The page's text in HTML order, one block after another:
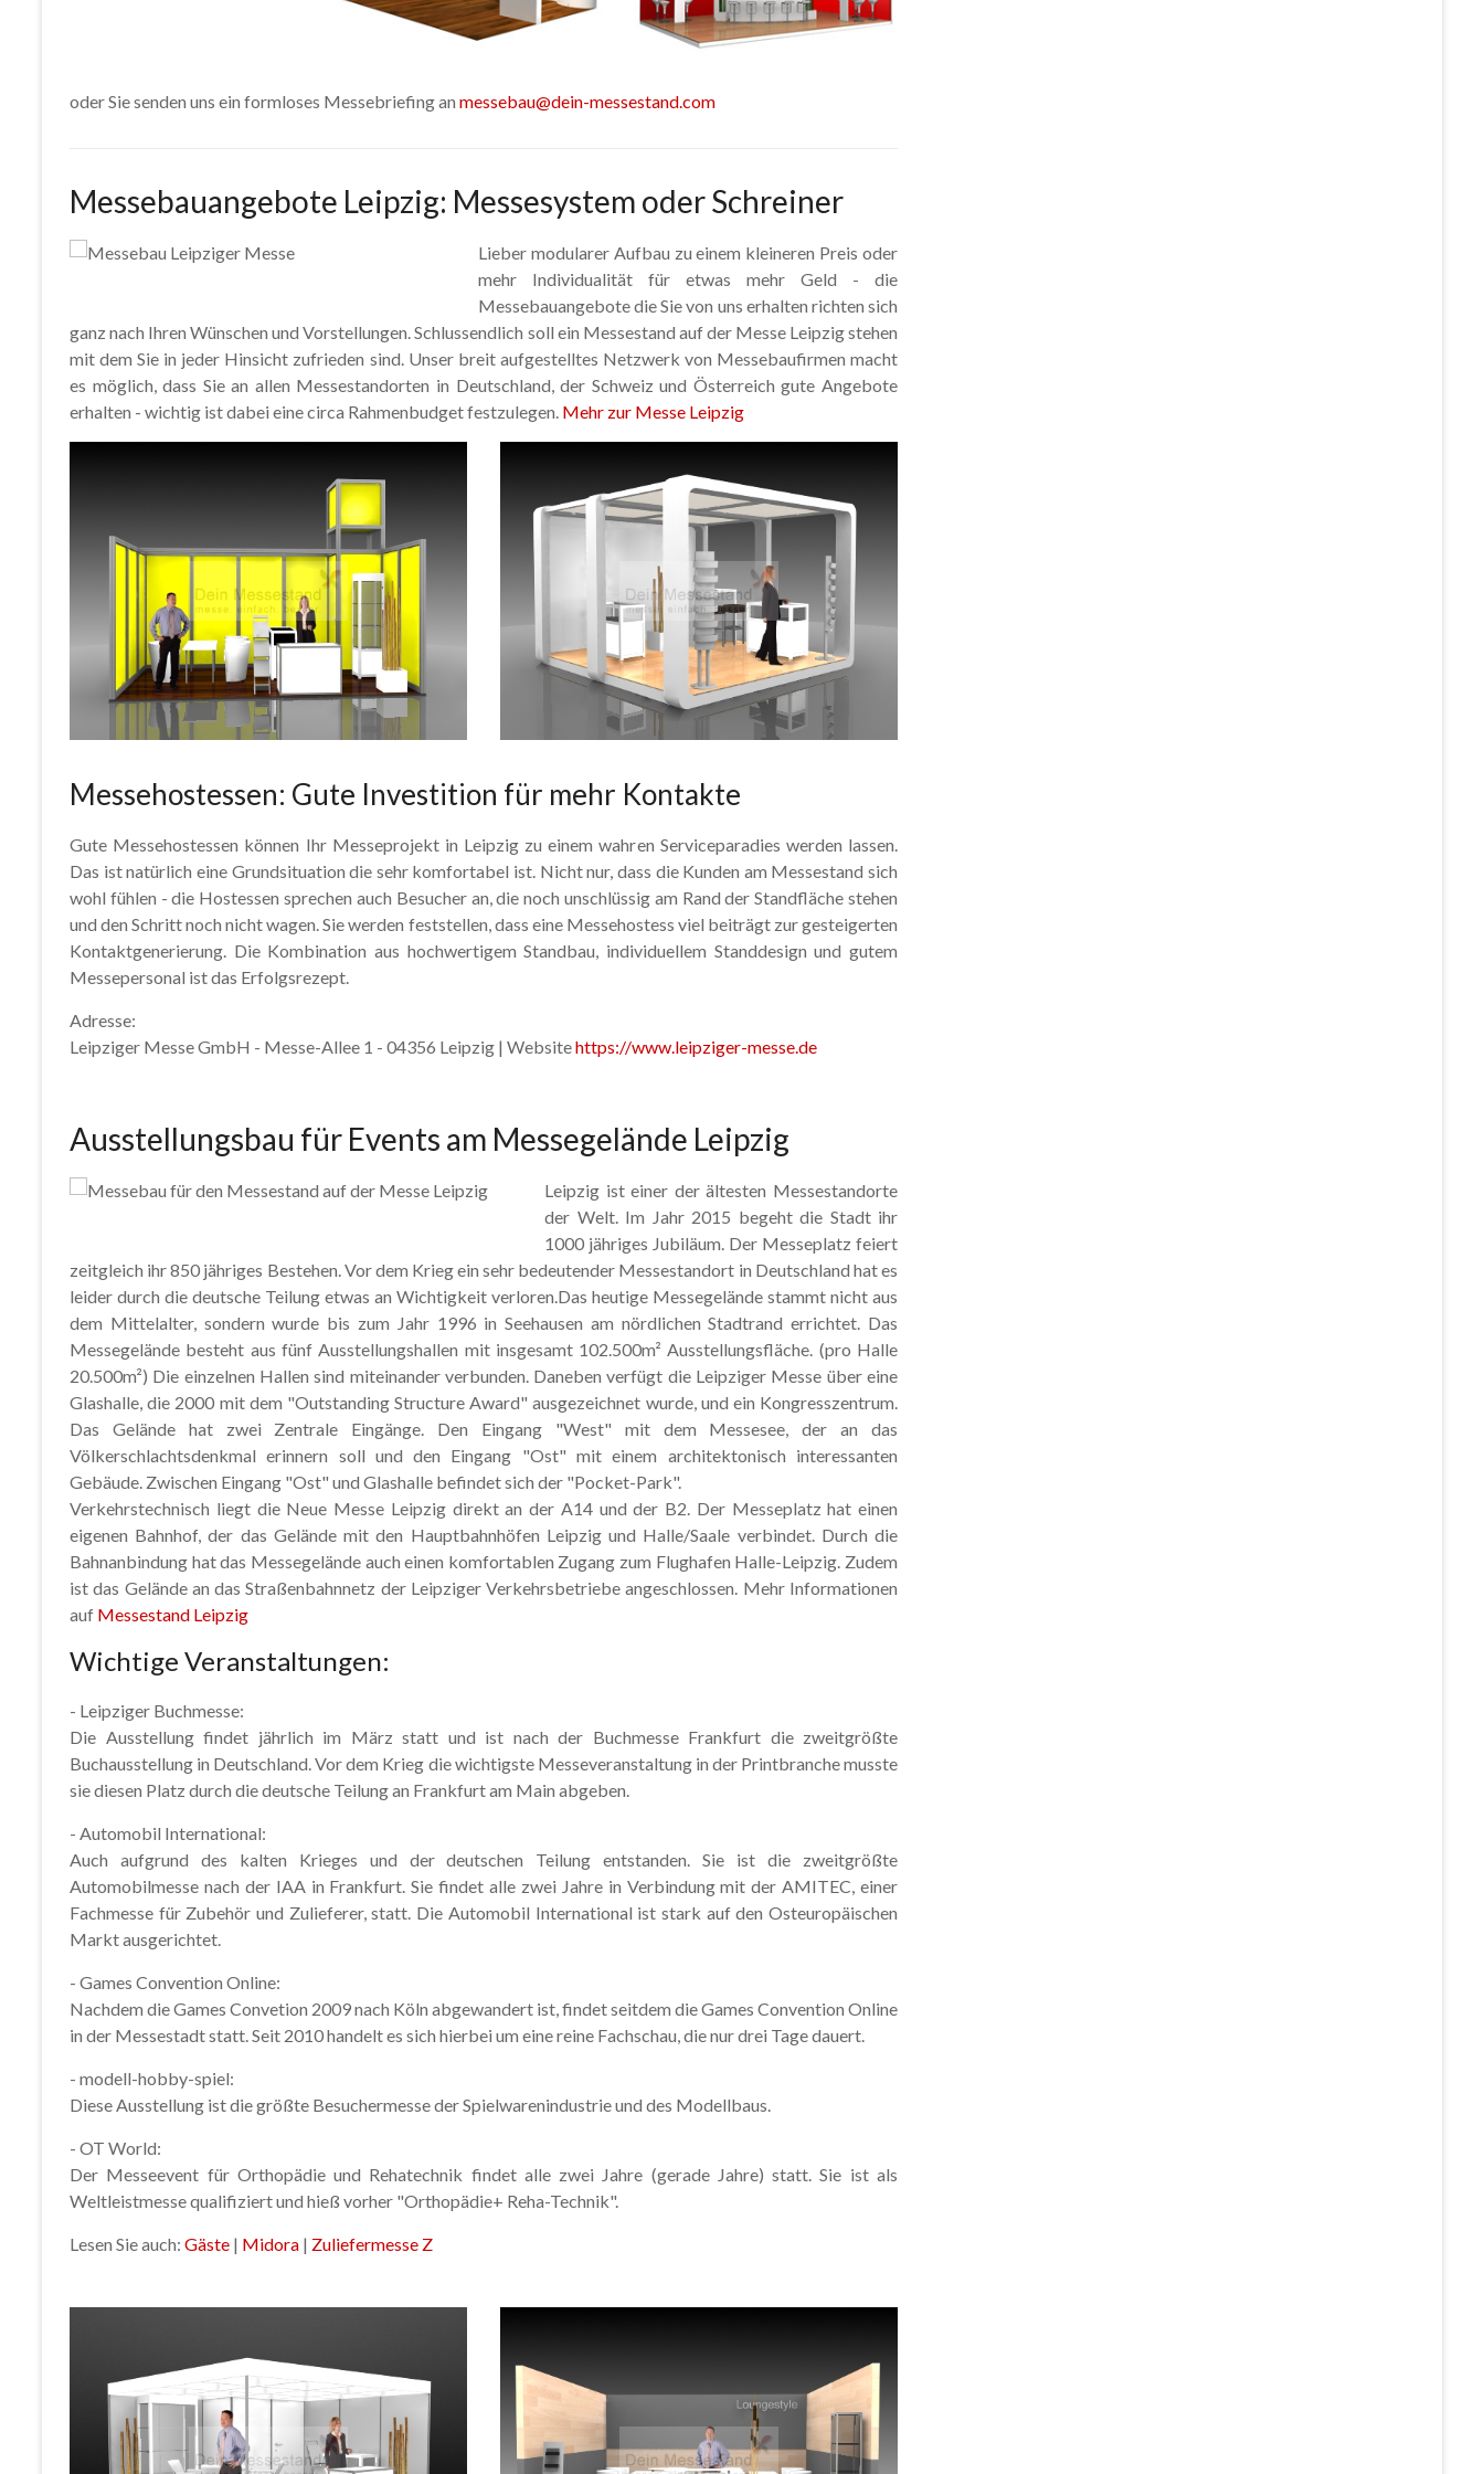
oder Sie senden uns ein formloses Messebriefing an messebau@dein-messestand.com
Messebauangebote Leipzig: Messesystem oder Schreiner
Lieber modularer Aufbau zu einem kleineren Preis oder
mehr Individualität für etwas mehr Geld - die
Messebauangebote die Sie von uns erhalten richten sich
ganz nach Ihren Wünschen und Vorstellungen. Schlussendlich soll ein Messestand auf der Messe Leipzig stehen
mit dem Sie in jeder Hinsicht zufrieden sind. Unser breit aufgestelltes Netzwerk von Messebaufirmen macht
es möglich, dass Sie an allen Messestandorten in Deutschland, der Schweiz und Österreich gute Angebote
erhalten - wichtig ist dabei eine circa Rahmenbudget festzulegen. Mehr zur Messe Leipzig
Messehostessen: Gute Investition für mehr Kontakte
Gute Messehostessen können Ihr Messeprojekt in Leipzig zu einem wahren Serviceparadies werden lassen.
Das ist natürlich eine Grundsituation die sehr komfortabel ist. Nicht nur, dass die Kunden am Messestand sich
wohl fühlen - die Hostessen sprechen auch Besucher an, die noch unschlüssig am Rand der Standfläche stehen
und den Schritt noch nicht wagen. Sie werden feststellen, dass eine Messehostess viel beiträgt zur gesteigerten
Kontaktgenerierung. Die Kombination aus hochwertigem Standbau, individuellem Standdesign und gutem
Messepersonal ist das Erfolgsrezept.
Adresse:
Leipziger Messe GmbH - Messe-Allee 1 - 04356 Leipzig | Websitehttps://www.leipziger-messe.de
Ausstellungsbau für Events am Messegelände Leipzig
Leipzig ist einer der ältesten Messestandorte
der Welt. Im Jahr 2015 begeht die Stadt ihr
1000 jähriges Jubiläum. Der Messeplatz feiert
zeitgleich ihr 850 jähriges Bestehen. Vor dem Krieg ein sehr bedeutender Messestandort in Deutschland hat es
leider durch die deutsche Teilung etwas an Wichtigkeit verloren.Das heutige Messegelände stammt nicht aus
dem Mittelalter, sondern wurde bis zum Jahr 1996 in Seehausen am nördlichen Stadtrand errichtet. Das
Messegelände besteht aus fünf Ausstellungshallen mit insgesamt 102.500m² Ausstellungsfläche. (pro Halle
20.500m²) Die einzelnen Hallen sind miteinander verbunden. Daneben verfügt die Leipziger Messe über eine
Glashalle, die 2000 mit dem "Outstanding Structure Award" ausgezeichnet wurde, und ein Kongresszentrum.
Das Gelände hat zwei Zentrale Eingänge. Den Eingang "West" mit dem Messesee, der an das
Völkerschlachtsdenkmal erinnern soll und den Eingang "Ost" mit einem architektonisch interessanten
Gebäude. Zwischen Eingang "Ost" und Glashalle befindet sich der "Pocket-Park".
Verkehrstechnisch liegt die Neue Messe Leipzig direkt an der A14 und der B2. Der Messeplatz hat einen
eigenen Bahnhof, der das Gelände mit den Hauptbahnhöfen Leipzig und Halle/Saale verbindet. Durch die
Bahnanbindung hat das Messegelände auch einen komfortablen Zugang zum Flughafen Halle-Leipzig. Zudem
ist das Gelände an das Straßenbahnnetz der Leipziger Verkehrsbetriebe angeschlossen. Mehr Informationen
auf Messestand Leipzig
Wichtige Veranstaltungen:
- Leipziger Buchmesse:
Die Ausstellung findet jährlich im März statt und ist nach der Buchmesse Frankfurt die zweitgrößte
Buchausstellung in Deutschland. Vor dem Krieg die wichtigste Messeveranstaltung in der Printbranche musste
sie diesen Platz durch die deutsche Teilung an Frankfurt am Main abgeben.
- Automobil International:
Auch aufgrund des kalten Krieges und der deutschen Teilung entstanden. Sie ist die zweitgrößte
Automobilmesse nach der IAA in Frankfurt. Sie findet alle zwei Jahre in Verbindung mit der AMITEC, einer
Fachmesse für Zubehör und Zulieferer, statt. Die Automobil International ist stark auf den Osteuropäischen
Markt ausgerichtet.
- Games Convention Online:
Nachdem die Games Convetion 2009 nach Köln abgewandert ist, findet seitdem die Games Convention Online
in der Messestadt statt. Seit 2010 handelt es sich hierbei um eine reine Fachschau, die nur drei Tage dauert.
- modell-hobby-spiel:
Diese Ausstellung ist die größte Besuchermesse der Spielwarenindustrie und des Modellbaus.
- OT World:
Der Messeevent für Orthopädie und Rehatechnik findet alle zwei Jahre (gerade Jahre) statt. Sie ist als
Weltleistmesse qualifiziert und hieß vorher "Orthopädie+ Reha-Technik".
Lesen Sie auch: Gäste | Midora | Zuliefermesse Z